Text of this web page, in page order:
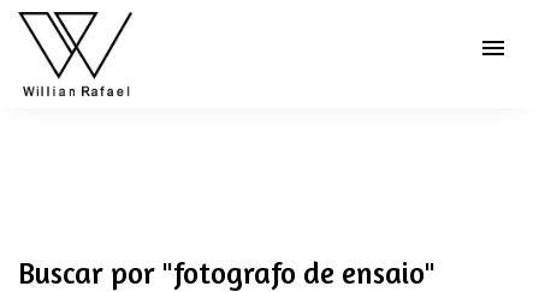
menu
Buscar por "fotografo de ensaio"